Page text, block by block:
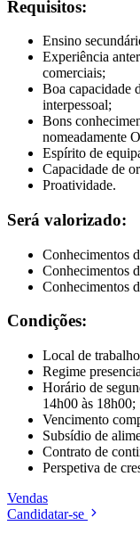
Requisitos:
Ensino
Experiência
comerciais;
Boa capacidade
interpessoal;
Bons
nomeadamente
Espírito de
Capacidade de
Proatividade.
Será valorizado:
Conhecimentos
Conhecimentos
Conhecimentos
Condições:
Local de
Regime
Horário de
14h00 às 18h00;
Vencimento
Subsídio de
Contrato de
Perspetiva de
Vendas
Candidatar-se